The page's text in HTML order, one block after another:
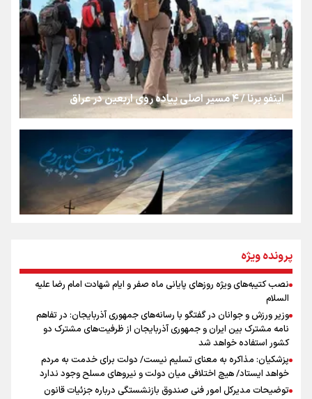
«هورامان»؛ میراثی که جهان را شیفته کرد
شکستگیِ بزرگ؛ روایتِ یک استخوان، یک نسل، یک توهم!
رسانه ملی و حق مردم برای شنیدن صدای رئیس‌جمهوری
روایت ایران از کنار مردم
جمله‌ای که بغض چهارماهه را شکست؛ «آهای مردم، آقا از
تهران رفتند»
سه حسرتی که به دلم ماند
اینفو برنا / ۴ مسیر اصلی پیاده روی اربعین در عراق
اینفو برنا / توصیه‌هایی طلایی برای پیاده روی اربعین
پرونده ویژه
نصب کتیبه‌های ویژه روزهای پایانی ماه صفر و ایام شهادت امام رضا علیه
السلام
وزیر ورزش و جوانان در گفتگو با رسانه‌های جمهوری آذربایجان: در تفاهم
نامه مشترک بین ایران و جمهوری آذربایجان از ظرفیت‌های مشترک دو
کشور استفاده خواهد شد
پزشکیان: مذاکره به معنای تسلیم نیست/ دولت برای خدمت به مردم
خواهد ایستاد/ هیچ اختلافی میان دولت و نیروهای مسلح وجود ندارد
توضیحات مدیرکل امور فنی صندوق بازنشستگی درباره جزئیات قانون